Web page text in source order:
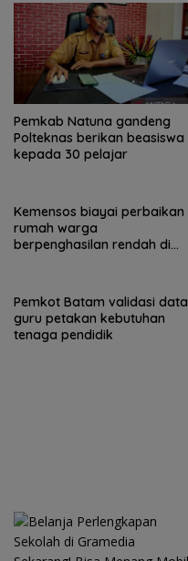
Pemkab Natuna gandeng
Polteknas berikan beasiswa
kepada 30 pelajar
Kemensos biayai perbaikan
rumah warga
berpenghasilan rendah di
Pemkot Batam validasi data
guru petakan kebutuhan
tenaga pendidik